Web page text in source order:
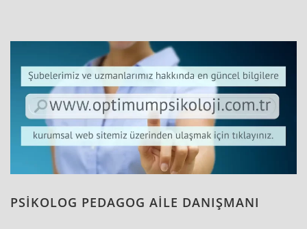
PSİKOLOG PEDAGOG AİLE DANIŞMANI